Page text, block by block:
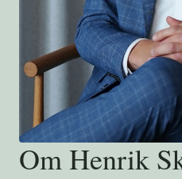
Om Henrik